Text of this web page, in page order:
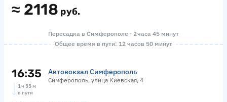
≈ 2118 руб.
Пересадка в Симферополе · 2 часа 45 минут
Общее время в пути: 12 часов 50 минут
16:35 Автовокзал Симферополь
Симферополь, улица Киевская, 4
1 ч 55 м
в пути